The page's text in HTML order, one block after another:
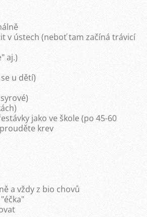
v ústech (neboť tam začíná trávicí
aj.)
u dětí)
jako ve škole (po 45-60
krev
a vždy z bio chovů